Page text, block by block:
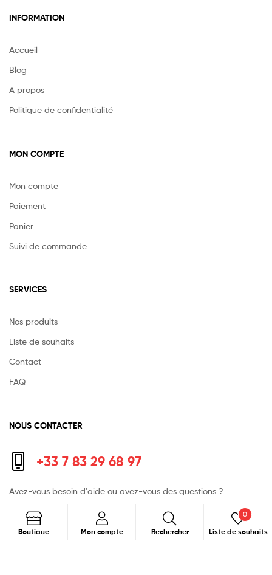
INFORMATION
Accueil
Blog
A propos
Politique de confidentialité
MON COMPTE
Mon compte
Paiement
Panier
Suivi de commande
SERVICES
Nos produits
Liste de souhaits
Contact
FAQ
NOUS CONTACTER
+33 7 83 29 68 97
Avez-vous besoin d'aide ou avez-vous des questions ?
Contactez-nous au : contact@seneafood.com
Boutiaue Mon compte Rechercher Recherche
Liste de souhaits
0